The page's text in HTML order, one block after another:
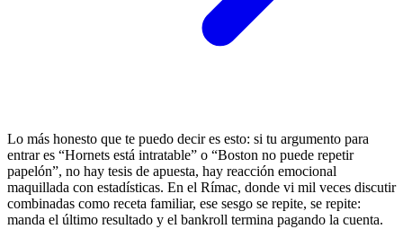
Lo más honesto que te puedo decir es esto: si tu argumento para
entrar es “Hornets está intratable” o “Boston no puede repetir
papelón”, no hay tesis de apuesta, hay reacción emocional
maquillada con estadísticas. En el Rímac, donde vi mil veces discutir
combinadas como receta familiar, ese sesgo se repite, se repite:
manda el último resultado y el bankroll termina pagando la cuenta.